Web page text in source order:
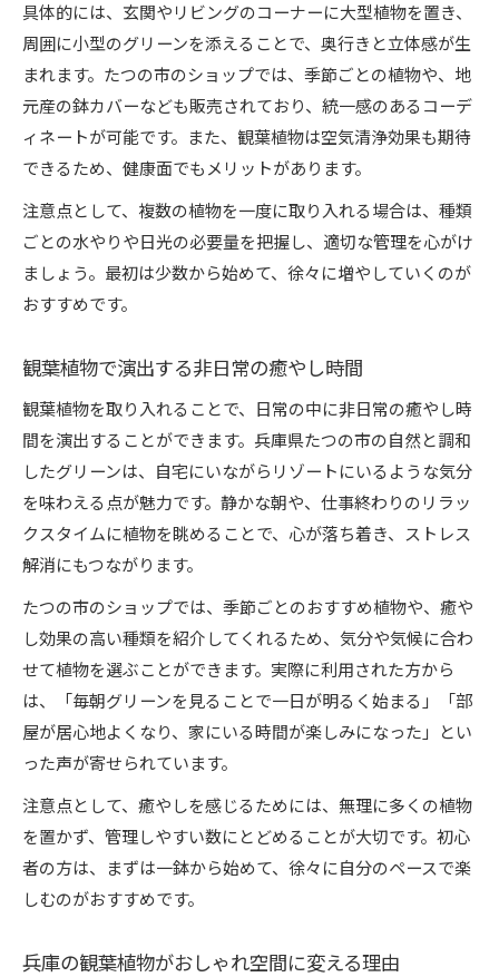
具体的には、玄関やリビングのコーナーに大型植物を置き、
周囲に小型のグリーンを添えることで、奥行きと立体感が生
まれます。たつの市のショップでは、季節ごとの植物や、地
元産の鉢カバーなども販売されており、統一感のあるコーデ
ィネートが可能です。また、観葉植物は空気清浄効果も期待
できるため、健康面でもメリットがあります。
注意点として、複数の植物を一度に取り入れる場合は、種類
ごとの水やりや日光の必要量を把握し、適切な管理を心がけ
ましょう。最初は少数から始めて、徐々に増やしていくのが
おすすめです。
観葉植物で演出する非日常の癒やし時間
観葉植物を取り入れることで、日常の中に非日常の癒やし時
間を演出することができます。兵庫県たつの市の自然と調和
したグリーンは、自宅にいながらリゾートにいるような気分
を味わえる点が魅力です。静かな朝や、仕事終わりのリラッ
クスタイムに植物を眺めることで、心が落ち着き、ストレス
解消にもつながります。
たつの市のショップでは、季節ごとのおすすめ植物や、癒や
し効果の高い種類を紹介してくれるため、気分や気候に合わ
せて植物を選ぶことができます。実際に利用された方から
は、「毎朝グリーンを見ることで一日が明るく始まる」「部
屋が居心地よくなり、家にいる時間が楽しみになった」とい
った声が寄せられています。
注意点として、癒やしを感じるためには、無理に多くの植物
を置かず、管理しやすい数にとどめることが大切です。初心
者の方は、まずは一鉢から始めて、徐々に自分のペースで楽
しむのがおすすめです。
兵庫の観葉植物がおしゃれ空間に変える理由